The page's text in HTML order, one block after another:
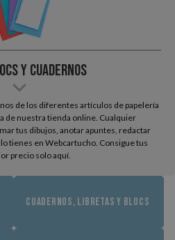
y Cuadernos
de los diferentes artículos de papelería
de nuestra tienda online. Cualquier
tus dibujos, anotar apuntes, redactar
tienes en Webcartucho. Consigue tus
precio solo aquí.
CUADERNOS, LIBRETAS Y BLOCS